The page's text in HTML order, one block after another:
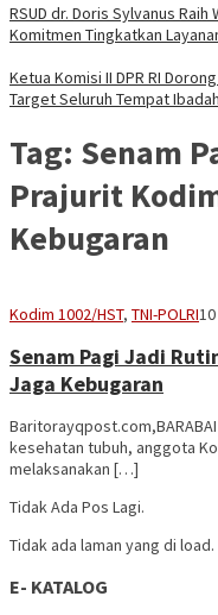
RSUD dr. Doris Sylvanus
Komitmen Tingkatkan
Ketua Komisi II DPR RI
Target Seluruh Tempat
Tag: Senam
Prajurit
Kebugaran
Kodim 1002/HST, TNI-POLRI
Senam Pagi Jadi
Jaga Kebugaran
kesehatan tubuh, anggota
melaksanakan […]
Tidak Ada Pos Lagi.
Tidak ada laman yang di load.
E- KATALOG